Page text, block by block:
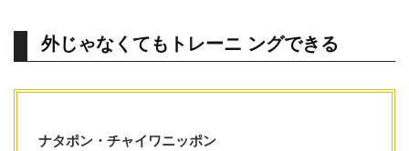
外じゃなくてもトレーニ ングできる
ナタポン・チャイワニッポン